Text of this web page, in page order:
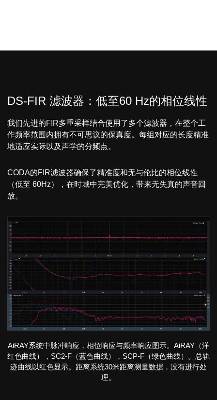
DS-FIR 滤波器：低至60 Hz的相位线性
我们先进的FIR多重采样结合使用了多个滤波器，在整个工
作频率范围内拥有不可思议的保真度。每组对应的长度精准
地适应实际以及声学的分频点。
CODA的FIR滤波器确保了精准度和无与伦比的相位线性
（低至 60Hz），在时域中完美优化，带来无失真的声音回
放。
AiRAY系统中脉冲响应，相位响应与频率响应图示。AiRAY（洋
红色曲线），SC2-F（蓝色曲线），SCP-F（绿色曲线）。总轨
迹曲线以红色显示。距离系统30米距离测量数据，没有进行处
理。